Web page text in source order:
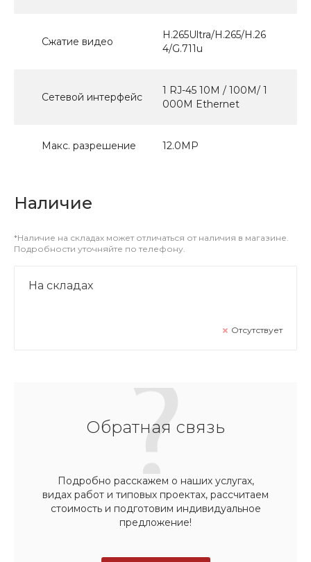
Сжатие видео
H.265Ultra/H.265/H.26
4/G.711u
Сетевой интерфейс
1 RJ-45 10M / 100M/ 1
000M Ethernet
Макс. разрешение 12.0МР
Наличие
*Наличие на складах может отличаться от наличия в магазине.
Подробности уточняйте по телефону.
На складах
Отсутствует
Обратная связь
Подробно расскажем о наших услугах,
видах работ и типовых проектах, рассчитаем
стоимость и подготовим индивидуальное
предложение!